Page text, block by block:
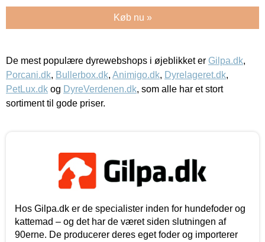
Køb nu »
De mest populære dyrewebshops i øjeblikket er Gilpa.dk,
Porcani.dk, Bullerbox.dk, Animigo.dk, Dyrelageret.dk,
PetLux.dk og DyreVerdenen.dk, som alle har et stort
sortiment til gode priser.
Hos Gilpa.dk er de specialister inden for hundefoder og
kattemad – og det har de været siden slutningen af
90erne. De producerer deres eget foder og importerer